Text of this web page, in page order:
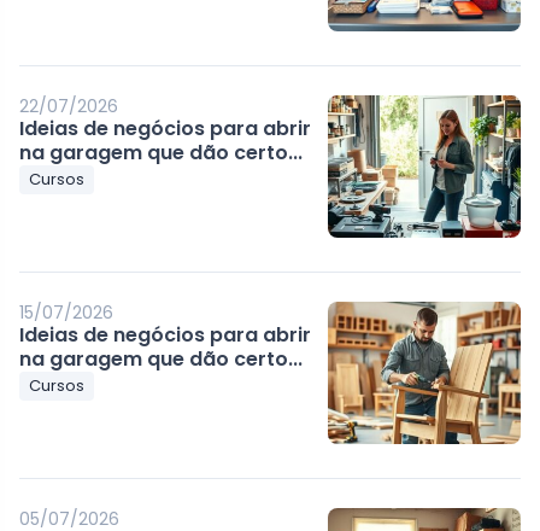
22/07/2026
Ideias de negócios para abrir
na garagem que dão certo...
Cursos
15/07/2026
Ideias de negócios para abrir
na garagem que dão certo...
Cursos
05/07/2026